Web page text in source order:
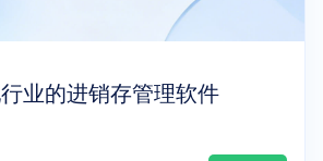
业的进销存管理软件